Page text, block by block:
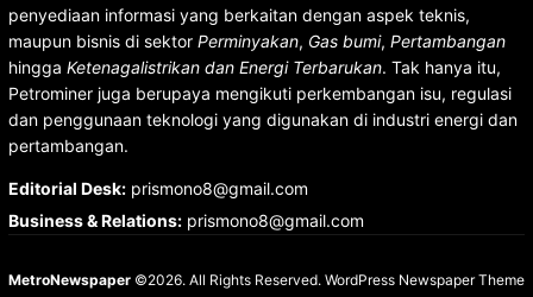
penyediaan informasi yang berkaitan dengan aspek teknis,
maupun bisnis di sektor Perminyakan, Gas bumi, Pertambangan
hingga Ketenagalistrikan dan Energi Terbarukan. Tak hanya itu,
Petrominer juga berupaya mengikuti perkembangan isu, regulasi
dan penggunaan teknologi yang digunakan di industri energi dan
pertambangan.
Editorial Desk:prismono8@gmail.com
Business & Relations:prismono8@gmail.com
MetroNewspaper©2026. All Rights Reserved. WordPress Newspaper Theme